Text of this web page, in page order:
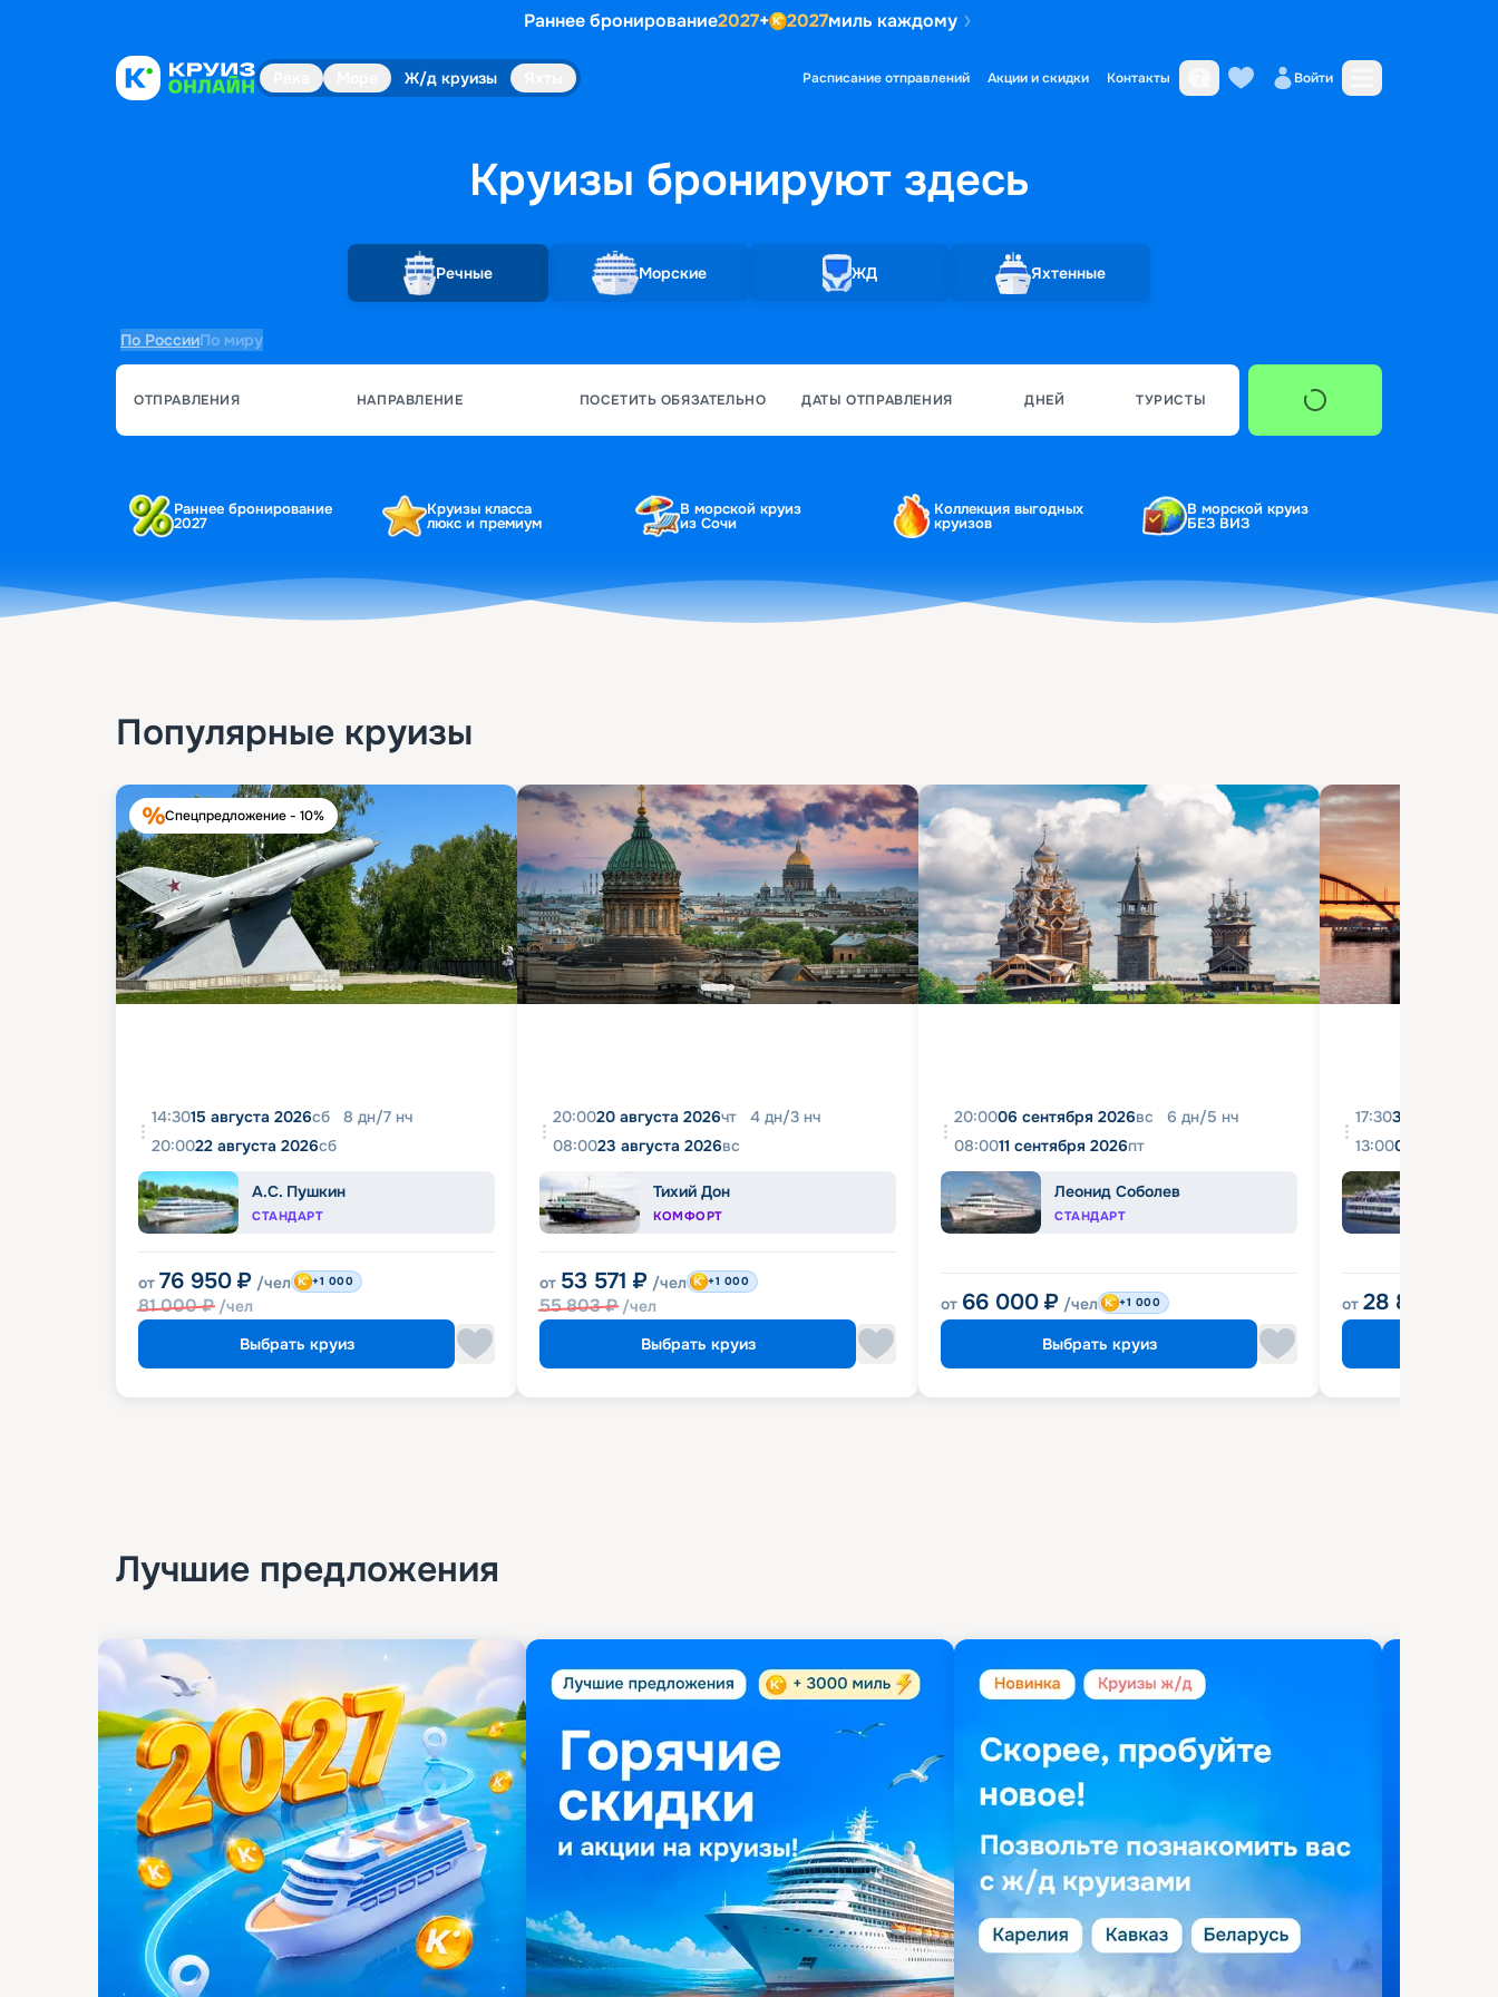
Раннее бронирование2027+ 2027миль каждому
Ж/д круизы Расписание отправлений Акции и скидки Контакты Войти
Круизы бронируютздесь
Речные Морские ЖД Яхтенные
По РоссииПо миру
ОТПРАВЛЕНИЯ НАПРАВЛЕНИЕ ПОСЕТИТЬ ОБЯЗАТЕЛЬНО ДАТЫ ОТПРАВЛЕНИЯ ДНЕЙ ТУРИСТЫ
Раннее бронирование
2027
Круизы класса
люкс и премиум
В морской круиз
из Сочи
Коллекция выгодных
круизов
В морской круиз
БЕЗ ВИЗ
Популярные круизы
Спецпредложение - 10%
14:3015 августа 2026сб 8 дн/7 нч
20:0022 августа 2026сб
А.С. Пушкин
СТАНДАРТ
от 76 950 ₽ /чел
81 000₽ /чел
+1 000
Выбрать круиз
20:0020 августа 2026чт 4 дн/3 нч
08:0023 августа 2026вс
Тихий Дон
КОМФОРТ
от 53 571 ₽ /чел
55 803₽ /чел
+1 000
Выбрать круиз
20:0006 сентября 2026вс 6 дн/5 нч
08:0011 сентября 2026пт
Леонид Соболев
СТАНДАРТ
от 66 000 ₽ /чел +1 000
Выбрать круиз
17:3031 августа
13:0004 сентября
от 28 800
Лучшие предложения